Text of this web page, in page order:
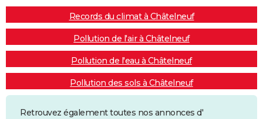
Records du climat à Châtelneuf
Pollution de l'air à Châtelneuf
Pollution de l'eau à Châtelneuf
Pollution des sols à Châtelneuf
Retrouvez également toutes nos annonces d'